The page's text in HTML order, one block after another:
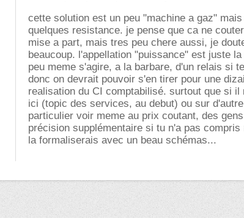
cette solution est un peu "machine a gaz"
quelques resistance. je pense que ca ne
mise a part, mais tres peu chere aussi, je
beaucoup. l'appellation "puissance" est juste
peu meme s'agire, a la barbare, d'un relais si
donc on devrait pouvoir s'en tirer pour une
realisation du CI comptabilisé. surtout que si
ici (topic des services, au debut) ou sur
particulier voir meme au prix coutant, des
précision supplémentaire si tu n'a pas
la formaliserais avec un beau schémas...